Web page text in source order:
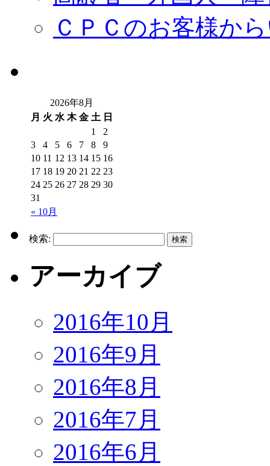
ＣＰＣのお客様か
2026年8月
月 火 水 木 金 土 日
« 10月
1
2
3
4 5 6 7 8
9
10 11 12 13 14 15 16
17 18 19 20 21 22 23
24 25 26 27 28 29 30
31
検索:
アーカイブ
2016年10月
2016年9月
2016年8月
2016年7月
2016年6月